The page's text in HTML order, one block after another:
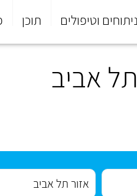
ניתוחים וטיפולים תוכן
אביב